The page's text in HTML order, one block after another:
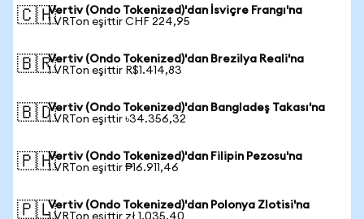
🇨🇭Vertiv (Ondo Tokenized)'dan İsviçre Frangı'na
1 VRTon eşittir CHF 224,95
🇧🇷Vertiv (Ondo Tokenized)'dan Brezilya Reali'na
1 VRTon eşittir R$1.414,83
🇧🇩Vertiv (Ondo Tokenized)'dan Bangladeş Takası'na
1 VRTon eşittir ৳34.356,32
🇵🇭Vertiv (Ondo Tokenized)'dan Filipin Pezosu'na
1 VRTon eşittir ₱16.911,46
🇵🇱Vertiv (Ondo Tokenized)'dan Polonya Zlotisi'na
1 VRTon eşittir zł 1.035,40